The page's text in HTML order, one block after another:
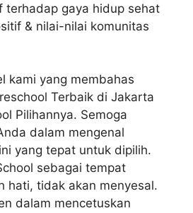
terhadap gaya hidup sehat
& nilai-nilai komunitas
kami yang membahas
Terbaik di Jakarta
Pilihannya. Semoga
dalam mengenal
yang tepat untuk dipilih.
sebagai tempat
hati, tidak akan menyesal.
dalam mencetuskan